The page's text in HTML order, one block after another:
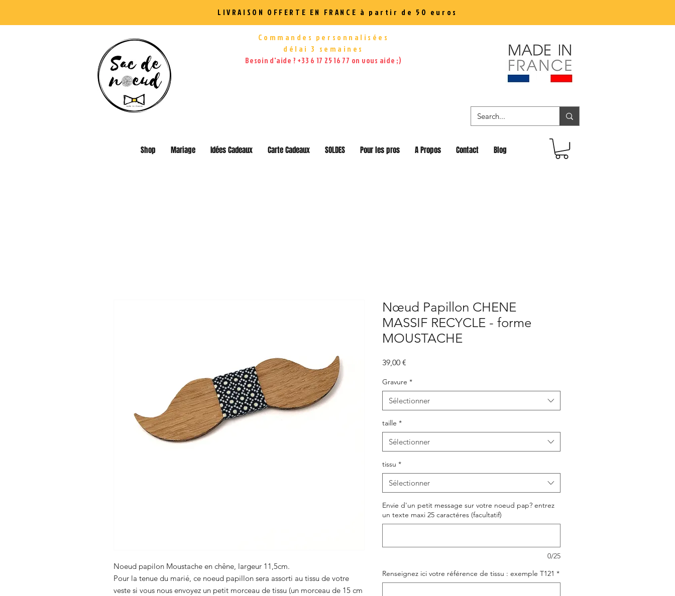
LIVRAISON OFFERTE EN FRANCE à partir de 50 euros
Commandes personnalisées
délai 3 semaines
Besoin d'aide ? +33 6 17 25 16 77 on vous aide ;)
Shop Mariage Idées Cadeaux Carte Cadeaux SOLDES Pour les pros A Propos Contact Blog
Noeud papilon Moustache en chêne, largeur 11,5cm.
Pour la tenue du marié, ce noeud papillon sera assorti au tissu de votre
veste si vous nous envoyez un petit morceau de tissu (un morceau de 15 cm
Nœud Papillon CHENE
MASSIF RECYCLE - forme
MOUSTACHE
39,00 €
Gravure *
Sélectionner
taille *
Sélectionner
tissu *
Sélectionner
Envie d'un petit message sur votre noeud pap? entrez
un texte maxi 25 caractéres (facultatif)
0/25
Renseignez ici votre référence de tissu : exemple T121 *